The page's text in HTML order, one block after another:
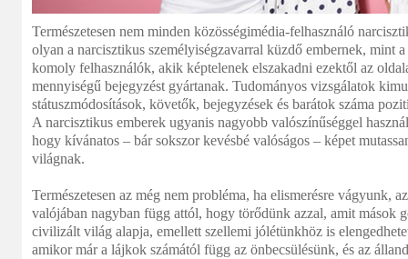
Természetesen nem minden közösségimédia-felhasználó
olyan a narcisztikus személyiségzavarral küzdő embernek, mint
komoly felhasználók, akik képtelenek elszakadni ezektől az
mennyiségű bejegyzést gyártanak. Tudományos vizsgálatok
státuszmódosítások, követők, bejegyzések és barátok száma
A narcisztikus emberek ugyanis nagyobb valószínűséggel
hogy kívánatos – bár sokszor kevésbé valóságos – képet
világnak.
Természetesen az még nem probléma, ha elismerésre vágyunk,
valójában nagyban függ attól, hogy törődünk azzal, amit mások
civilizált világ alapja, emellett szellemi jólétünkhöz is
amikor már a lájkok számától függ az önbecsülésünk, és az